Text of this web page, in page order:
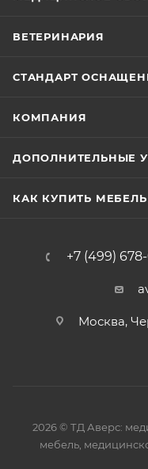
ВЕТЕРИНАРИЯ
СТАНДАРТ
КОМПАНИЯ
ДОПОЛНИТЕЛЬНЫЕ
КАК КУПИТЬ МЕБЕЛЬ
+7 (499)
Москва,
2026 © ТД Аверс:
мебель,